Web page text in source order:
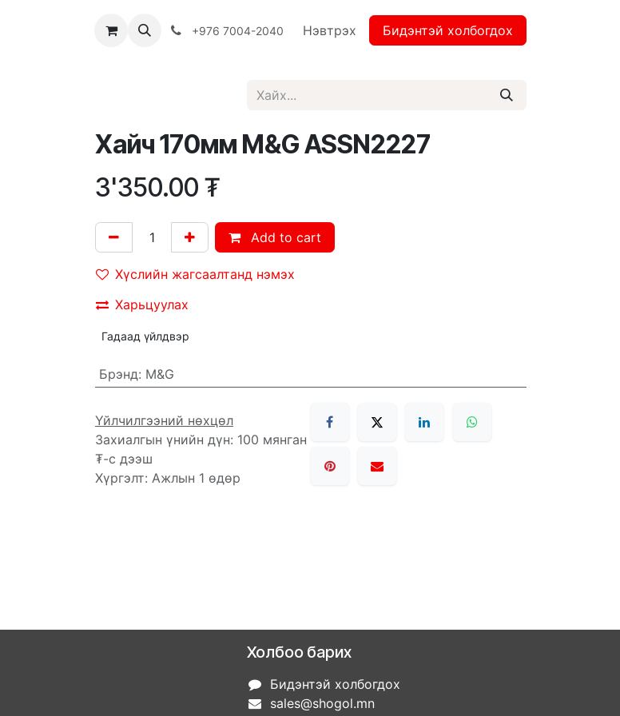
Хямдрал ♻️ Эко шогол+976 7004-2040 Нэвтрэх Бидэнтэй холбогдох
Хайч 170мм M&G ASSN2227
3'350.00 ₮
Add to cart
Хүслийн жагсаалтанд нэмэх
Харьцуулах
Гадаад үйлдвэр
Брэнд: M&G
Үйлчилгээний нөхцөл
Захиалгын үнийн дүн: 100 мянган
₮-с дээш
Хүргэлт: Ажлын 1 өдөр
Холбоо барих
Бидэнтэй холбогдох
sales@shogol.mn